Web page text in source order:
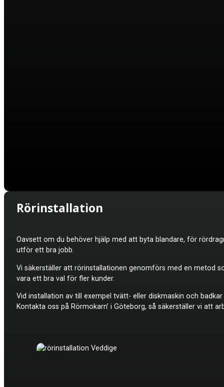
Rörinstallation
Oavsett om du behöver hjälp med att byta blandare, för
utför ett bra jobb.
Vi säkerställer att rörinstallationen genomförs med en metod
vara ett bra val för fler kunder.
Vid installation av till exempel tvätt- eller diskmaskin och
Kontakta oss på Rörmokarn’ i Göteborg, så säkerställer vi att